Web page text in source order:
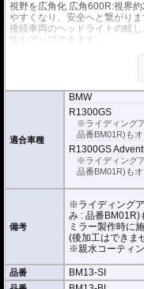
視野を広角化 広角600R:視界
やすくなり、安全へと繋がり
後続車両のヘッドライトの眩
性もアップできます。
親水コーティングもオプシ
(カラー広角ミラー専用オプシ
※ライディングアシスト対応
1R)もオプションで可能です。
※振動などによる脱落を防止
※取り付けた広角ミラーは取
適合車種
BMW
R1300GS
※ライディング
品番BM01R)も
R1300GS
※ライディング
品番BM01R)も
備考
※ライディング
み : 品番BM01R)
ミラー製作時に
(後加工はできま
※親水コーティ
品番 BM13-SI